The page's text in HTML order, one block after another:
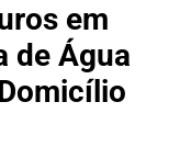
em
de Água